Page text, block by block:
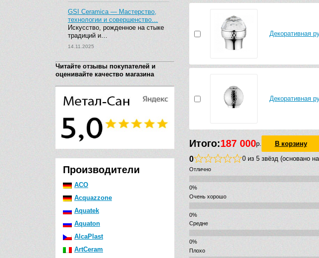
GSI Ceramica — Мастерство,
технологии и совершенство…
Искусство, рожденное на стыке
традиций и…
14.11.2025
Читайте отзывы покупателей и
оценивайте качество магазина
Производители
ACO
Acquazzone
Aquatek
Aquaton
AlcaPlast
ArtCeram
Декоративная
Декоративная
Итого:187 000р. В корзину
0 0 из 5 звёзд (основано
Отлично
Очень хорошо
Средне
Плохо